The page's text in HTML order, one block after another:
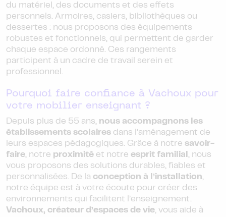
du matériel, des documents et des effets
personnels. Armoires, casiers, bibliothèques ou
dessertes : nous proposons des équipements
robustes et fonctionnels, qui permettent de garder
chaque espace ordonné. Ces rangements
participent à un cadre de travail serein et
professionnel.
Pourquoi faire confiance à Vachoux pour
votre mobilier enseignant ?
Depuis plus de 55 ans, nous accompagnons les
établissements scolaires dans l’aménagement de
leurs espaces pédagogiques. Grâce à notre savoir-
faire, notre proximité et notre esprit familial , nous
vous proposons des solutions durables, fiables et
personnalisées. De la conception à l’installation,
notre équipe est à votre écoute pour créer des
environnements qui facilitent l’enseignement.
Vachoux, créateur d’espaces de vie, vous aide à